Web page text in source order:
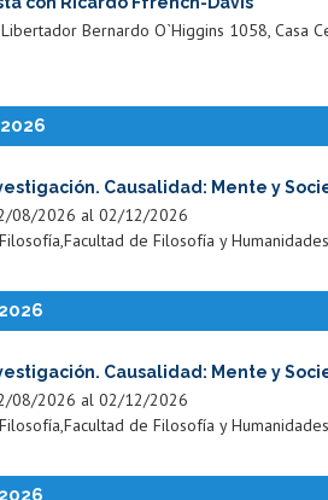
Bernardo O`Higgins 1058, Casa
Causalidad: Mente y
08/2026 al 02/12/2026
de Filosofía y
Causalidad: Mente y
08/2026 al 02/12/2026
de Filosofía y